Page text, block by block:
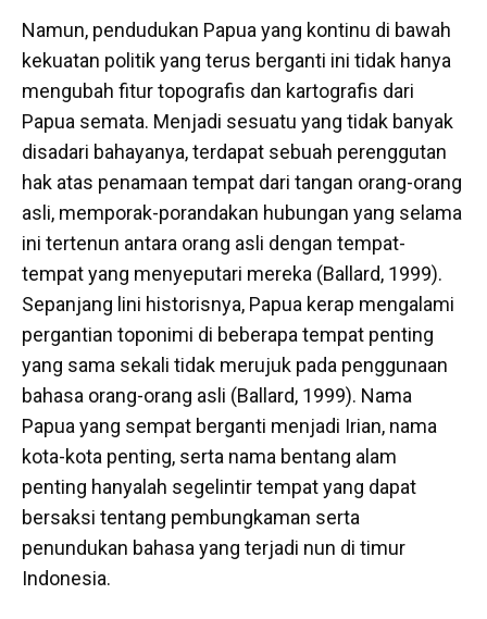
Namun, pendudukan Papua yang kontinu di bawah
kekuatan politik yang terus berganti ini tidak hanya
mengubah fitur topografis dan kartografis dari
Papua semata. Menjadi sesuatu yang tidak banyak
disadari bahayanya, terdapat sebuah perenggutan
hak atas penamaan tempat dari tangan orang-orang
asli, memporak-porandakan hubungan yang selama
ini tertenun antara orang asli dengan tempat-
tempat yang menyeputari mereka (Ballard, 1999).
Sepanjang lini historisnya, Papua kerap mengalami
pergantian toponimi di beberapa tempat penting
yang sama sekali tidak merujuk pada penggunaan
bahasa orang-orang asli (Ballard, 1999). Nama
Papua yang sempat berganti menjadi Irian, nama
kota-kota penting, serta nama bentang alam
penting hanyalah segelintir tempat yang dapat
bersaksi tentang pembungkaman serta
penundukan bahasa yang terjadi nun di timur
Indonesia.